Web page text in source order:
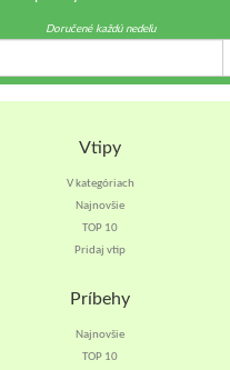
Doručené každú nedeľu
Vtipy
V kategóriach
Najnovšie
TOP 10
Pridaj vtip
Príbehy
Najnovšie
TOP 10